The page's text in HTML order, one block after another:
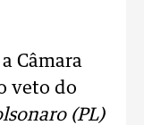
Câmara
veto do
(PL)